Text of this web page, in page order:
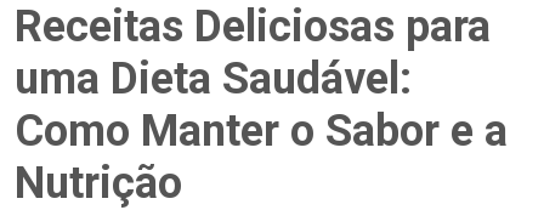
Receitas Deliciosas para
uma Dieta Saudável:
Como Manter o Sabor e a
Nutrição